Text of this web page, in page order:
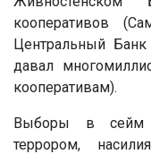
кооперативов
Центральный
давал
кооперативам).
Выборы в сейм
террором,